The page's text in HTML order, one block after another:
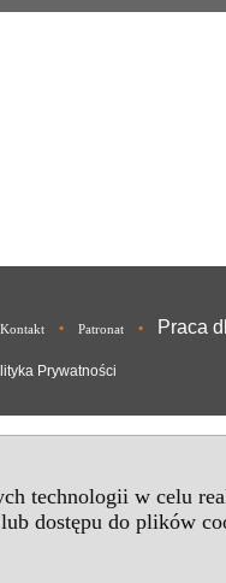
technologii w celu
dostępu do plików
Kontakt • Patronat • Praca
Prywatności